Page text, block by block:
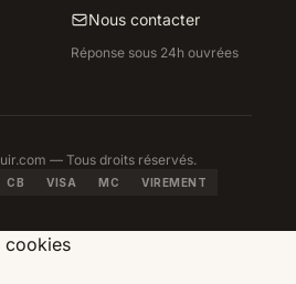
Nous contacter
Réponse sous 24h ouvrées
— Tous droits réservés.
CB VISA MC VIREMENT
cookies